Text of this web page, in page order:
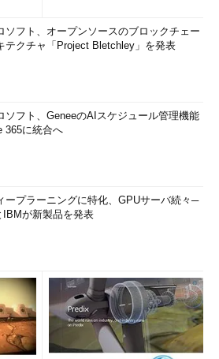
ソフト、オープンソースのブロックチェー
テクチャ「Project Bletchley」を発表
ソフト、GeneeのAIスケジュール管理機能
365に統合へ
ープラーニングに特化、GPUサーバ続々─
が新製品を発表